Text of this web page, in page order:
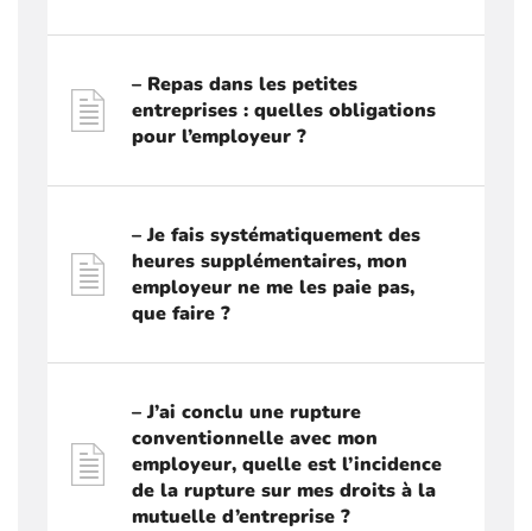
– Repas dans les petites
entreprises : quelles obligations
pour l’employeur ?
– Je fais systématiquement des
heures supplémentaires, mon
employeur ne me les paie pas,
que faire ?
– J’ai conclu une rupture
conventionnelle avec mon
employeur, quelle est l’incidence
de la rupture sur mes droits à la
mutuelle d’entreprise ?